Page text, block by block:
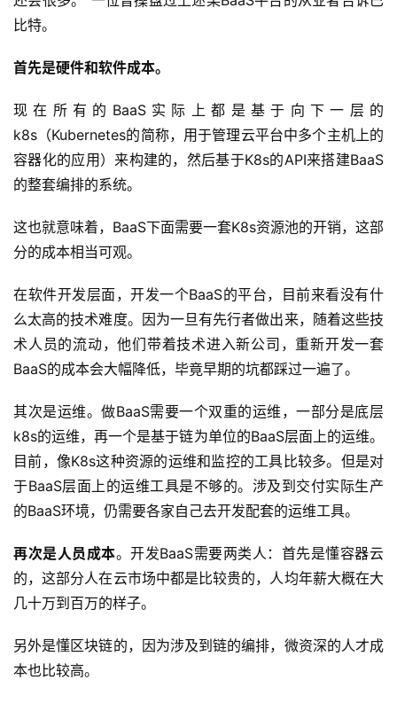
比特。
首先是硬件和软件成本。
现在所有的BaaS实际上都是基于向下一层的
k8s（Kubernetes的简称，用于管理云平台中多个主机上的
容器化的应用）来构建的，然后基于K8s的API来搭建BaaS
的整套编排的系统。
这也就意味着，BaaS下面需要一套K8s资源池的开销，这部
分的成本相当可观。
在软件开发层面，开发一个BaaS的平台，目前来看没有什
么太高的技术难度。因为一旦有先行者做出来，随着这些技
术人员的流动，他们带着技术进入新公司，重新开发一套
BaaS的成本会大幅降低，毕竟早期的坑都踩过一遍了。
其次是运维。做BaaS需要一个双重的运维，一部分是底层
k8s的运维，再一个是基于链为单位的BaaS层面上的运维。
目前，像K8s这种资源的运维和监控的工具比较多。但是对
于BaaS层面上的运维工具是不够的。涉及到交付实际生产
的BaaS环境，仍需要各家自己去开发配套的运维工具。
再次是人员成本。开发BaaS需要两类人：首先是懂容器云
的，这部分人在云市场中都是比较贵的，人均年薪大概在大
几十万到百万的样子。
另外是懂区块链的，因为涉及到链的编排，微资深的人才成
本也比较高。